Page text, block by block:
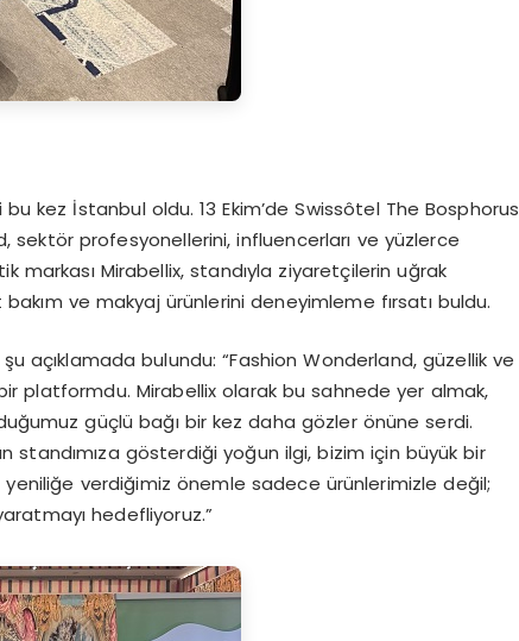
kez İstanbul oldu. 13 Ekim’de Swissôtel The Bosphorus
sektör profesyonellerini, influencerları ve yüzlerce
markası Mirabellix, standıyla ziyaretçilerin uğrak
bakım ve makyaj ürünlerini deneyimleme fırsatı buldu.
açıklamada bulundu: “Fashion Wonderland, güzellik ve
platformdu. Mirabellix olarak bu sahnede yer almak,
güçlü bağı bir kez daha gözler önüne serdi.
standımıza gösterdiği yoğun ilgi, bizim için büyük bir
verdiğimiz önemle sadece ürünlerimizle değil;
hedefliyoruz.”